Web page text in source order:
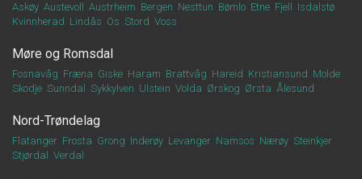
Askøy Austevoll Austrheim Bergen Nesttun Bømlo Etne Fjell
Isdalstø
Kvinnherad Lindås Os Stord Voss
Møre og Romsdal
Fosnavåg Fræna Giske Haram Brattvåg Hareid Kristiansund Molde
Skodje Sunndal Sykkylven Ulstein Volda Ørskog Ørsta Ålesund
Nord-Trøndelag
Flatanger Frosta Grong Inderøy Levanger Namsos Nærøy Steinkjer
Stjørdal
Verdal